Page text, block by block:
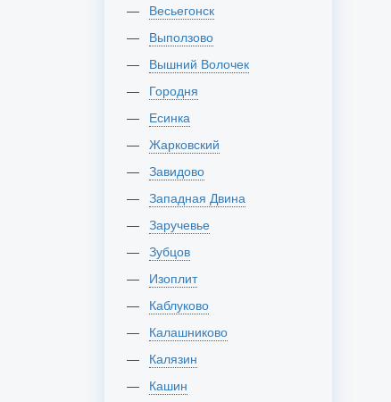
Весьегонск
Выползово
Вышний Волочек
Городня
Есинка
Жарковский
Завидово
Западная Двина
Заручевье
Зубцов
Изоплит
Каблуково
Калашниково
Калязин
Кашин